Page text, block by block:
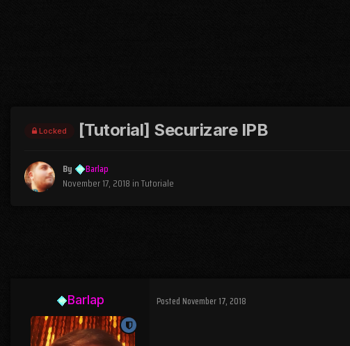
Locked [Tutorial] Securizare IPB
By
Barlap
November 17, 2018 inTutoriale
Barlap Posted November 17, 2018